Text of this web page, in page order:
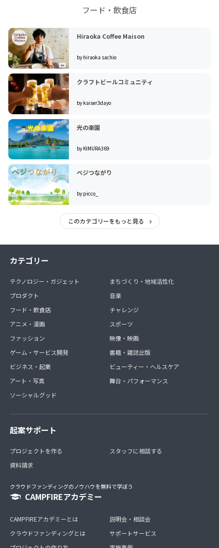
フード・飲食店
Hiraoka Coffee Maison
by hiraoka sachio
クラフトビールコミュニティ
by kaiser3dayo
光の楽園
by KIMURA369
ベジつながり
by picco_
このカテゴリーをもっと見る
カテゴリー
テクノロジー・ガジェット
プロダクト
フード・飲食店
アニメ・漫画
ファッション
ゲーム・サービス開発
ビジネス・起業
アート・写真
ソーシャルグッド
まちづくり・地域活性化
音楽
チャレンジ
スポーツ
映像・映画
書籍・雑誌出版
ビューティー・ヘルスケア
舞台・パフォーマンス
起案サポート
プロジェクトを作る
資料請求
スタッフに相談する
クラウドファンディングのノウハウを無料で学ぼう
CAMPFIREアカデミー
CAMPFIREアカデミーとは
クラウドファンディングとは
説明会・相談会
サポートサービス